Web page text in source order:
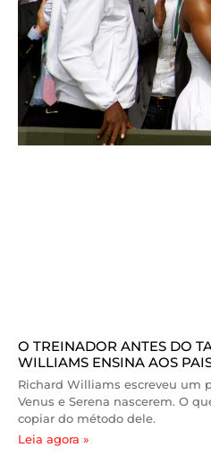
O TREINADOR ANTES DO
WILLIAMS ENSINA AOS
Richard Williams escreveu um
Venus e Serena nascerem. O
copiar do método dele.
Leia agora »